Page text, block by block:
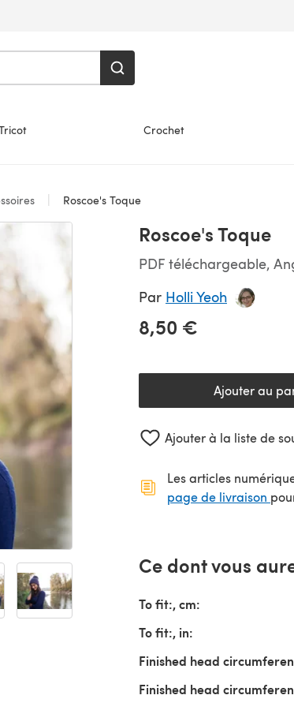
Crochet
Roscoe's Toque
Roscoe's Toque
PDF téléchargeable,
Par Holli Yeoh
8,50 €
Ajouter au
Ajouter à la liste de
Les articles
page de livraison
Ce dont vous
To fit:, cm:
To fit:, in:
Finished head
Finished head